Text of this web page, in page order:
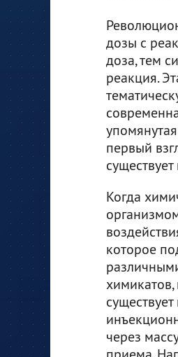
дозы с
доза, тем
реакция.
первый
Когда
которое
через
приема.